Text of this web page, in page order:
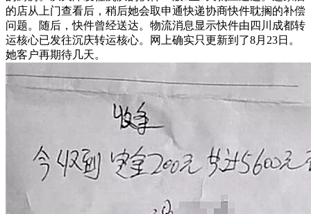
的店从上门查看后，稍后她会取申通快递协商快件耽搁的补偿
问题。随后，快件曾经送达。物流消息显示快件由四川成都转
运核心已发往沉庆转运核心。网上确实只更新到了8月23日。
她客户再期待几天。